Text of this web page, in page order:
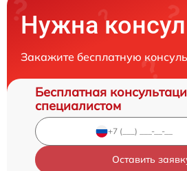
Нужна
Закажите бесплатную
Бесплатная
специалистом
Оставить